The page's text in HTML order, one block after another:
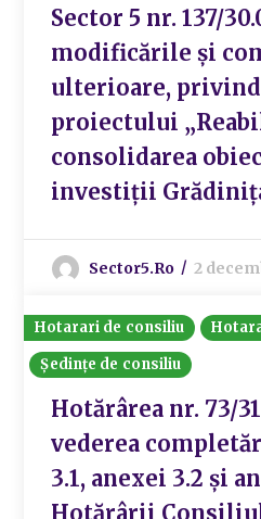
Sector 5 nr. 137/
modificările și
ulterioare, privind
proiectului
consolidarea
investiții
Sector5.ro 2
Hotarari de consiliu
Ședințe de consiliu
Hotărârea nr. 73/
vederea
3.1, anexei 3.2 și
Hotărârii